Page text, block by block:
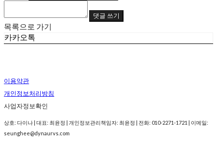
댓글 쓰기
목록으로 가기
카카오톡
이용약관
개인정보처리방침
사업자정보확인
상호: 다이나 | 대표: 최윤정 | 개인정보관리책임자: 최윤정 | 전화: 010-2271-1721 | 이메일:
seunghee@dynaurvs.com